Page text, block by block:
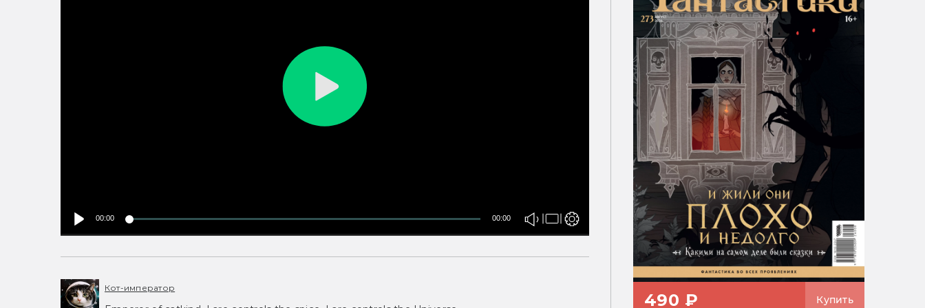
00:00 00:00
Кот-император
490 ₽ Купить